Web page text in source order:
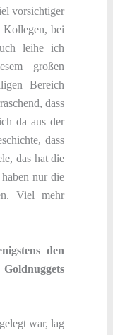
vorsichtiger
Kollegen, bei
leihe ich
großen
Bereich
dass
da aus der
dass
das hat die
nur die
Viel mehr
den
war, lag